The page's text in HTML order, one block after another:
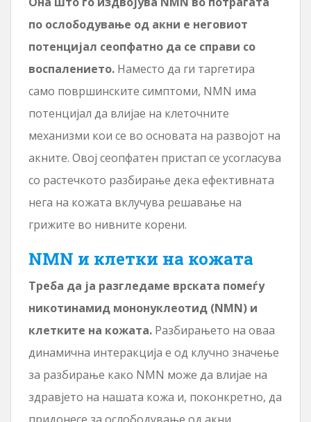
по ослободување од акни е неговиот
потенцијал сеопфатно да се справи со
воспалението. Наместо да ги таргетира
само површинските симптоми, NMN има
потенцијал да влијае на клеточните
механизми кои се во основата на развојот на
акните. Овој сеопфатен пристап се усогласува
со растечкото разбирање дека ефективната
нега на кожата вклучува решавање на
грижите во нивните корени.
NMN и клетки на кожата
Треба да ја разгледаме врската помеѓу
никотинамид мононуклеотид (NMN) и
клетките на кожата. Разбирањето на оваа
динамична интеракција е од клучно значење
за разбирање како NMN може да влијае на
здравјето на нашата кожа и, поконкретно, да
придонесе за ослободување од акни.